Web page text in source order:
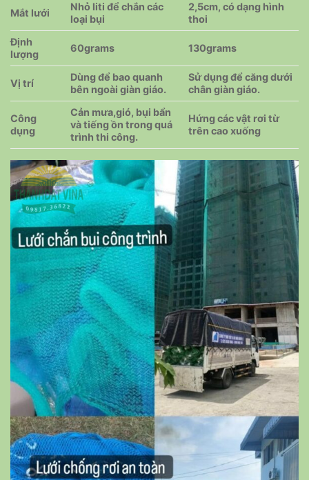
Mắt lưới
Nhỏ liti để chắn các
loại bụi
2,5cm, có dạng hình
thoi
Định
lượng
60grams 130grams
Vị trí
Dùng để bao quanh
bên ngoài giàn giáo.
Sử dụng để căng dưới
chân giàn giáo.
Công
dụng
Cản mưa,gió, bụi bẩn
và tiếng ồn trong quá
trình thi công.
Hứng các vật rơi từ
trên cao xuống